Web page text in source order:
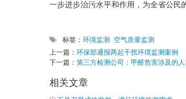
一步进步治污水平和作用，为全省公民
标签： 环境监测
空气质量监测
上一篇： 环保部通报两起干扰环境监测案例
下一篇： 第三方检测公司：甲醛危害涉及的
相关文章